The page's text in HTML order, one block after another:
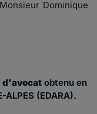
Dominique
d'avocat obtenu en
ALPES (EDARA).